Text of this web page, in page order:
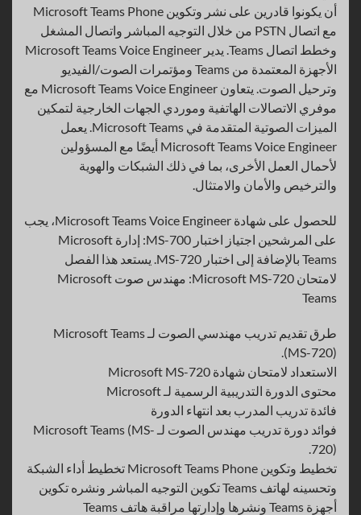
أن يكونوا قادرين على نشر وتكوين Microsoft Teams Phone
مع اتصال PSTN من خلال التوجيه المباشر واتصال المشغل
وخطط اتصال Teams. يدير Microsoft Teams Voice Engineer
الأجهزة المعتمدة من Teams ومؤتمرات الصوت/الفيديو
وترحيل الصوت. يتعاون Microsoft Teams Voice Engineer مع
موفري الاتصالات الهاتفية وموردي الجهات الخارجية لتمكين
الميزات الصوتية المتقدمة في Microsoft Teams. يعمل
Microsoft Teams Voice Engineer أيضًا مع المسؤولين
لأحمال العمل الأخرى، بما في ذلك الشبكات والهوية
والترخيص والأمان والامتثال.
للحصول على شهادة Microsoft Teams Voice Engineer، يجب
على المرشحين اجتياز اختبار MS-700: إدارة Microsoft
Teams بالإضافة إلى اختبار MS-720. يستعد هذا الفصل
لامتحان Microsoft MS-720: مهندس صوت Microsoft
Teams
طرق تقديم تدريب مهندسي الصوت لـ Microsoft Teams
(MS-720).
الاستعداد لامتحان شهادة Microsoft MS-720
محتوى الدورة التدريبية الرسمية لـ Microsoft
فائدة تدريب المدرب بعد انتهاء الدورة
فوائد دورة تدريب مهندس الصوت لـ Microsoft Teams (MS-
720).
تخطيط وتكوين Microsoft Teams Phone تخطيط أداء الشبكة
وتحسينه لهاتف Teams تكوين التوجيه المباشر ونشره تكوين
أجهزة Teams ونشرها وإدارتها مراقبة هاتف Teams